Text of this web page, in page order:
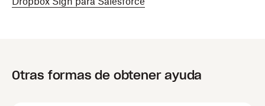
Otras formas de obtener ayuda